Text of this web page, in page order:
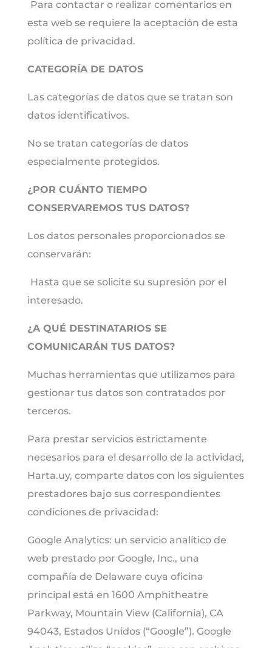
Para contactar o realizar comentarios en
esta web se requiere la aceptación de esta
política de privacidad.
CATEGORÍA DE DATOS
Las categorías de datos que se tratan son
datos identificativos.
No se tratan categorías de datos
especialmente protegidos.
¿POR CUÁNTO TIEMPO
CONSERVAREMOS TUS DATOS?
Los datos personales proporcionados se
conservarán:
Hasta que se solicite su supresión por el
interesado.
¿A QUÉ DESTINATARIOS SE
COMUNICARÁN TUS DATOS?
Muchas herramientas que utilizamos para
gestionar tus datos son contratados por
terceros.
Para prestar servicios estrictamente
necesarios para el desarrollo de la actividad,
Harta.uy, comparte datos con los siguientes
prestadores bajo sus correspondientes
condiciones de privacidad:
Google Analytics: un servicio analítico de
web prestado por Google, Inc., una
compañía de Delaware cuya oficina
principal está en 1600 Amphitheatre
Parkway, Mountain View (California), CA
94043, Estados Unidos (“Google”). Google